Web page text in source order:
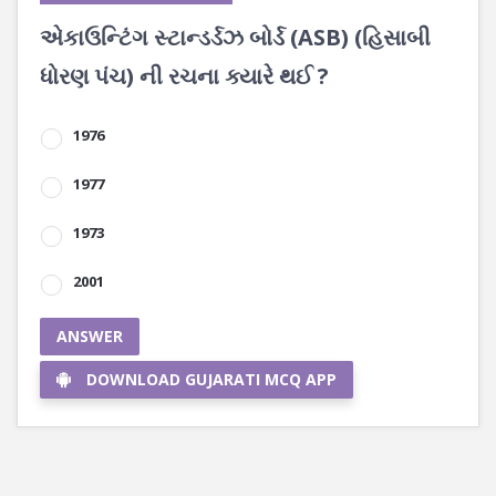
એકાઉન્ટિંગ સ્ટાન્ડર્ડઝ બોર્ડ (ASB) (હિસાબી
ધોરણ પંચ) ની રચના ક્યારે થઈ ?
1976
1977
1973
2001
ANSWER
DOWNLOAD GUJARATI MCQ APP